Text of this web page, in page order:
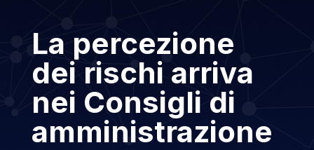
La percezione
dei rischi arriva
nei Consigli di
amministrazione